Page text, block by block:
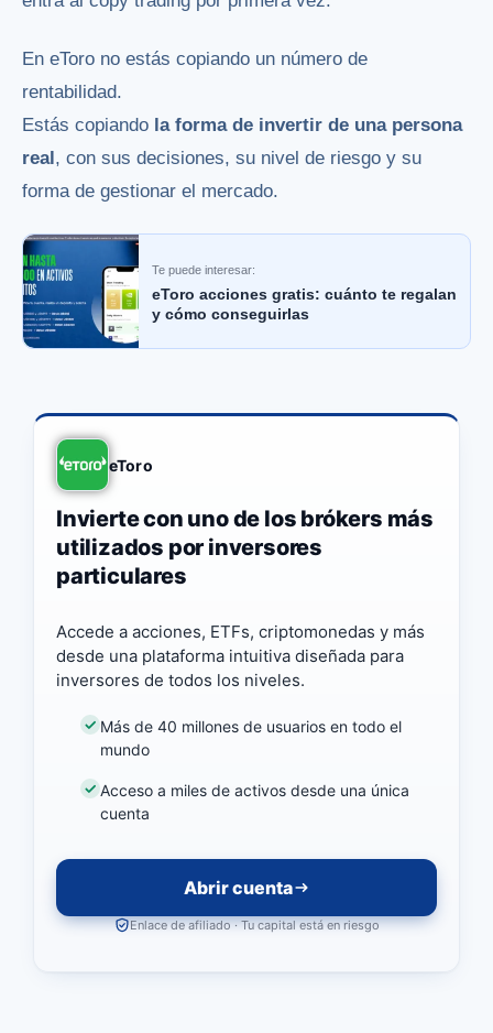
En eToro no estás copiando un número de
rentabilidad.
Estás copiando la forma de invertir de una persona
real, con sus decisiones, su nivel de riesgo y su
forma de gestionar el mercado.
Te puede interesar:
eToro acciones gratis: cuánto te regalan
y cómo conseguirlas
eToro
Invierte con uno de los brókers más
utilizados por inversores
particulares
Accede a acciones, ETFs, criptomonedas y más
desde una plataforma intuitiva diseñada para
inversores de todos los niveles.
Más de 40 millones de usuarios en todo el
mundo
Acceso a miles de activos desde una única
cuenta
Abrir cuenta
Enlace de afiliado · Tu capital está en riesgo